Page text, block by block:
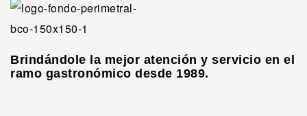
Brindándole la mejor atención y servicio en el
ramo gastronómico desde 1989.